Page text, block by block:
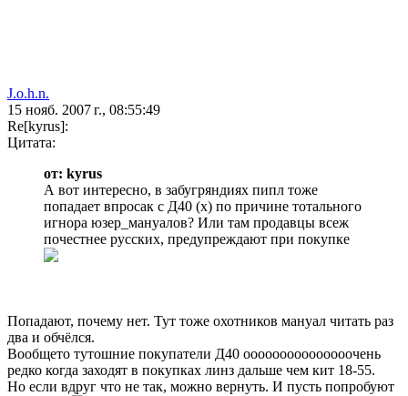
J.o.h.n.
15 нояб. 2007 г., 08:55:49
Re[kyrus]:
Цитата:
от: kyrus
А вот интересно, в забугряндиях пипл тоже
попадает впросак с Д40 (х) по причине тотального
игнора юзер_мануалов? Или там продавцы всеж
почестнее русских, предупреждают при покупке
Попадают, почему нет. Тут тоже охотников мануал читать раз
два и обчёлся.
Вообщето тутошние покупатели Д40 ооооооооооооооочень
редко когда заходят в покупках линз дальше чем кит 18-55.
Но если вдруг что не так, можно вернуть. И пусть попробуют